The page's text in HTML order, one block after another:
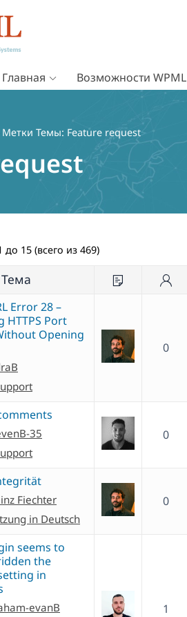
Главная Возможности WPML
Метки Темы: Feature request
15 (всего из 469)
Тема
Error 28 –
HTTPS Port
Opening
0
35
0
Fiechter
in Deutsch
0
seems to
the
in
evanB
1